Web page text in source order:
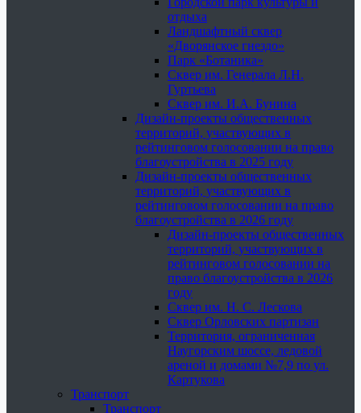
отдыха
Ландшафтный сквер
«Дворянское гнездо»
Парк «Ботаника»
Сквер им. Генерала Л.Н.
Гуртьева
Сквер им. И.А. Бунина
Дизайн-проекты общественных
территорий, участвующих в
рейтинговом голосовании на право
благоустройства в 2025 году
Дизайн-проекты общественных
территорий, участвующих в
рейтинговом голосовании на право
благоустройства в 2026 году
Дизайн-проекты общественных
территорий, участвующих в
рейтинговом голосовании на
право благоустройства в 2026
году
Сквер им. Н. С. Лескова
Сквер Орловских партизан
Территория, ограниченная
Наугорским шоссе, ледовой
ареной и домами №7,9 по ул.
Картукова
Транспорт
Транспорт